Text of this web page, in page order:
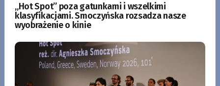
„Hot Spot” poza gatunkami i wszelkimi
klasyfikacjami. Smoczyńska rozsadza nasze
wyobrażenie o kinie